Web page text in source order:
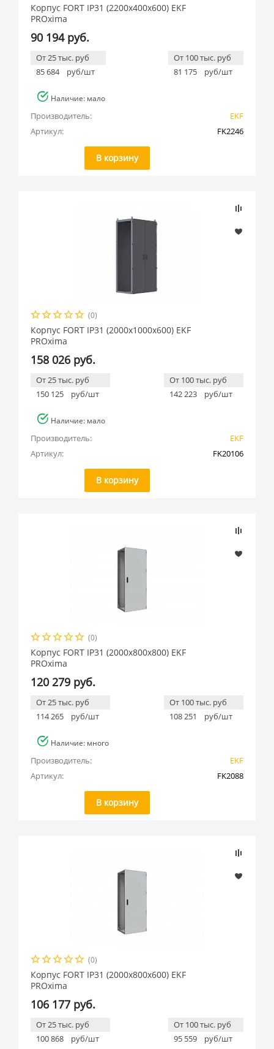
Корпус FORT IP31 (2200x400x600) EKF
PROxima
90 194 руб.
От 25 тыс. руб
85 684
руб/шт
От 100 тыс. руб
81 175
руб/шт
Наличие: мало
Производитель:
EKF
Артикул:
FK2246
В корзину
(0)
Корпус FORT IP31 (2000x1000x600) EKF
PROxima
158 026 руб.
От 25 тыс. руб
150 125
руб/шт
От 100 тыс. руб
142 223
руб/шт
Наличие: мало
Производитель:
EKF
Артикул:
FK20106
В корзину
(0)
Корпус FORT IP31 (2000x800x800) EKF
PROxima
120 279 руб.
От 25 тыс. руб
114 265
руб/шт
От 100 тыс. руб
108 251
руб/шт
Наличие: много
Производитель:
EKF
Артикул:
FK2088
В корзину
(0)
Корпус FORT IP31 (2000x800x600) EKF
PROxima
106 177 руб.
От 25 тыс. руб
100 868
руб/шт
От 100 тыс. руб
95 559
руб/шт